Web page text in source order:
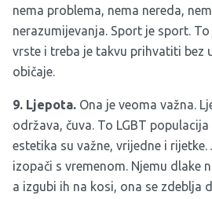
nema problema, nema nereda,
nerazumijevanja. Sport je sport.
vrste i treba je takvu prihvatiti bez
običaje.
9. Ljepota. Ona je veoma važna.
održava, čuva. To LGBT
estetika su važne, vrijedne i
izopači s vremenom. Njemu dlake
a izgubi ih na kosi, ona se zdeblja